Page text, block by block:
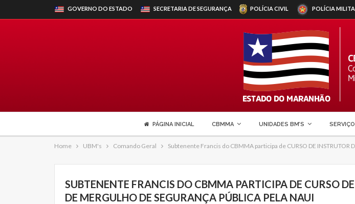
GOVERNO DO ESTADO SECRETARIA DE SEGURANÇA POLÍCIA CIVIL POLÍCIA
PÁGINA INICIAL CBMMA UNIDADES BM’S
Home UBM's Comando Geral Subtenente Francis do CBMMA participa de CURSO DE INSTRUTOR
SUBTENENTE FRANCIS DO CBMMA PARTICIPA DE CURSO
DE MERGULHO DE SEGURANÇA PÚBLICA PELA NAUI